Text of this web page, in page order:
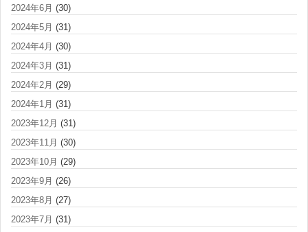
2024年6月 (30)
2024年5月 (31)
2024年4月 (30)
2024年3月 (31)
2024年2月 (29)
2024年1月 (31)
2023年12月 (31)
2023年11月 (30)
2023年10月 (29)
2023年9月 (26)
2023年8月 (27)
2023年7月 (31)